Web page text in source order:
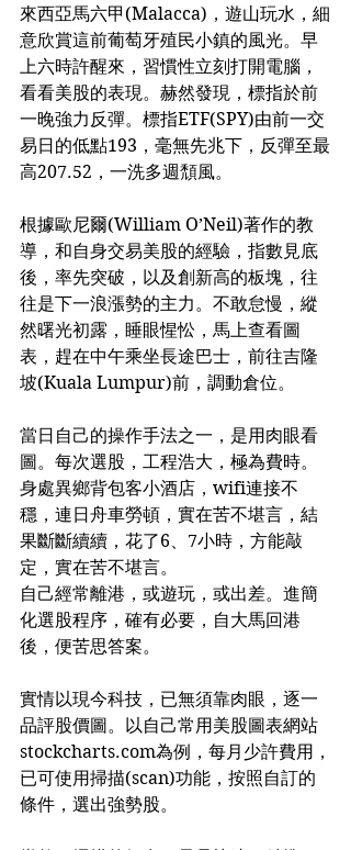
來西亞馬六甲(Malacca)，遊山玩水，細
意欣賞這前葡萄牙殖民小鎮的風光。早
上六時許醒來，習慣性立刻打開電腦，
看看美股的表現。赫然發現，標指於前
一晚強力反彈。標指ETF(SPY)由前一交
易日的低點193，毫無先兆下，反彈至最
高207.52，一洗多週頹風。
根據歐尼爾(William O’Neil)著作的教
導，和自身交易美股的經驗，指數見底
後，率先突破，以及創新高的板塊，往
往是下一浪漲勢的主力。不敢怠慢，縱
然曙光初露，睡眼惺忪，馬上查看圖
表，趕在中午乘坐長途巴士，前往吉隆
坡(Kuala Lumpur)前，調動倉位。
當日自己的操作手法之一，是用肉眼看
圖。每次選股，工程浩大，極為費時。
身處異鄉背包客小酒店，wifi連接不
穩，連日舟車勞頓，實在苦不堪言，結
果斷斷續續，花了6、7小時，方能敲
定，實在苦不堪言。
自己經常離港，或遊玩，或出差。進簡
化選股程序，確有必要，自大馬回港
後，便苦思答案。
實情以現今科技，已無須靠肉眼，逐一
品評股價圖。以自己常用美股圖表網站
stockcharts.com為例，每月少許費用，
已可使用掃描(scan)功能，按照自訂的
條件，選出強勢股。